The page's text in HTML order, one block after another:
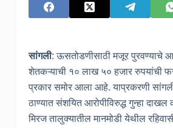
सांगली: ऊसतोडणीसाठी मजूर पुरवण्याचे
शेतकऱ्याची १० लाख ५० हजार रुपयांची
प्रकार समोर आला आहे. याप्रकरणी
ठाण्यात संशयित आरोपीविरुद्ध गुन्हा
मिरज तालुक्यातील मानमोडी येथील